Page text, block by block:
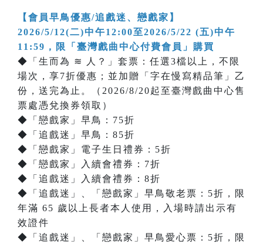
【會員早鳥優惠/追戲迷、戀戲家】
2026/5/12(二)中午12:00至2026/5/22 (五)中午
11:59，限「臺灣戲曲中心付費會員」購買
◆「生而為 ≋ 人？」套票：任選3檔以上，不限
場次，享7折優惠；並加贈「字在慢寫精品筆」乙
份，送完為止。（2026/8/20起至臺灣戲曲中心售
票處憑兌換券領取）
◆「戀戲家」早鳥：75折
◆「追戲迷」早鳥：85折
◆「戀戲家」電子生日禮券：5折
◆「戀戲家」入續會禮券：7折
◆「追戲迷」入續會禮券：8折
◆「追戲迷」、「戀戲家」早鳥敬老票：5折，限
年滿 65 歲以上長者本人使用，入場時請出示有
效證件
◆「追戲迷」、「戀戲家」早鳥愛心票：5折，限